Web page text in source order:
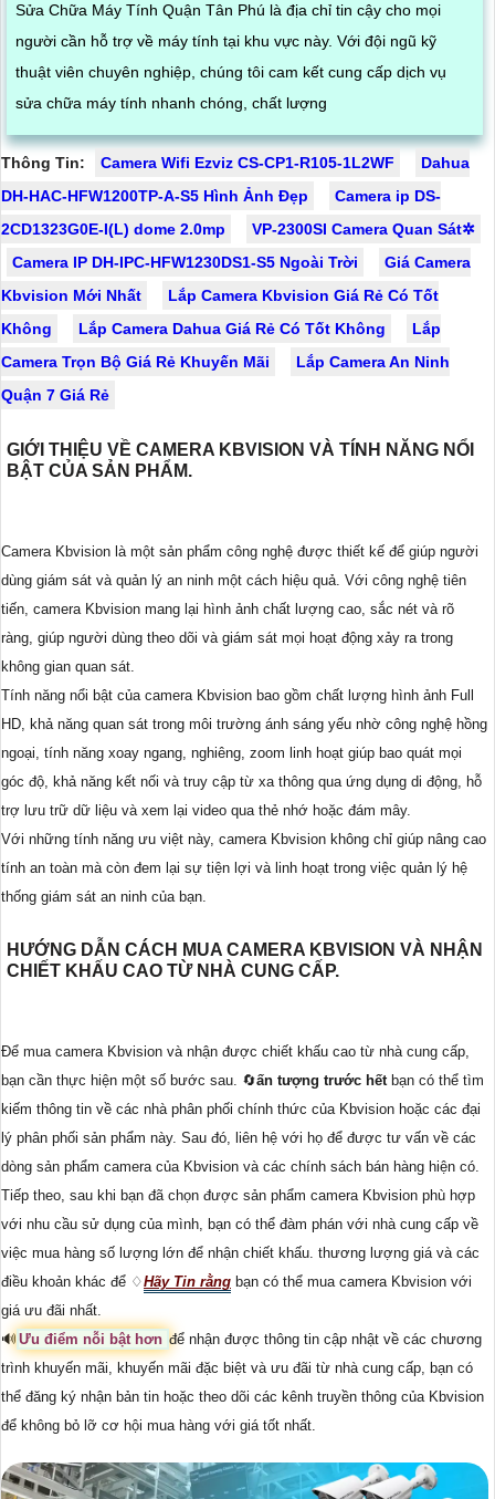
Sửa Chữa Máy Tính Quận Tân Phú là địa chỉ tin cậy cho mọi
người cần hỗ trợ về máy tính tại khu vực này. Với đội ngũ kỹ
thuật viên chuyên nghiệp, chúng tôi cam kết cung cấp dịch vụ
sửa chữa máy tính nhanh chóng, chất lượng
Thông Tin: Camera Wifi Ezviz CS-CP1-R105-1L2WF
Dahua
DH-HAC-HFW1200TP-A-S5 Hình Ảnh Đẹp
Camera ip DS-
2CD1323G0E-I(L) dome 2.0mp
VP-2300SI Camera Quan Sát✲
Camera IP DH-IPC-HFW1230DS1-S5 Ngoài Trời
Giá Camera
Kbvision Mới Nhất
Lắp Camera Kbvision Giá Rẻ Có Tốt
Không
Lắp Camera Dahua Giá Rẻ Có Tốt Không
Lắp
Camera Trọn Bộ Giá Rẻ Khuyến Mãi
Lắp Camera An Ninh
Quận 7 Giá Rẻ
GIỚI THIỆU VỀ CAMERA KBVISION VÀ TÍNH NĂNG NỔI
BẬT CỦA SẢN PHẨM.
Camera Kbvision là một sản phẩm công nghệ được thiết kế để giúp người
dùng giám sát và quản lý an ninh một cách hiệu quả. Với công nghệ tiên
tiến, camera Kbvision mang lại hình ảnh chất lượng cao, sắc nét và rõ
ràng, giúp người dùng theo dõi và giám sát mọi hoạt động xảy ra trong
không gian quan sát.
Tính năng nổi bật của camera Kbvision bao gồm chất lượng hình ảnh Full
HD, khả năng quan sát trong môi trường ánh sáng yếu nhờ công nghệ hồng
ngoại, tính năng xoay ngang, nghiêng, zoom linh hoạt giúp bao quát mọi
góc độ, khả năng kết nối và truy cập từ xa thông qua ứng dụng di động, hỗ
trợ lưu trữ dữ liệu và xem lại video qua thẻ nhớ hoặc đám mây.
Với những tính năng ưu việt này, camera Kbvision không chỉ giúp nâng cao
tính an toàn mà còn đem lại sự tiện lợi và linh hoạt trong việc quản lý hệ
thống giám sát an ninh của bạn.
HƯỚNG DẪN CÁCH MUA CAMERA KBVISION VÀ NHẬN
CHIẾT KHẤU CAO TỪ NHÀ CUNG CẤP.
Để mua camera Kbvision và nhận được chiết khấu cao từ nhà cung cấp,
bạn cần thực hiện một số bước sau. 🔄ấn tượng trước hết bạn có thể tìm
kiếm thông tin về các nhà phân phối chính thức của Kbvision hoặc các đại
lý phân phối sản phẩm này. Sau đó, liên hệ với họ để được tư vấn về các
dòng sản phẩm camera của Kbvision và các chính sách bán hàng hiện có.
Tiếp theo, sau khi bạn đã chọn được sản phẩm camera Kbvision phù hợp
với nhu cầu sử dụng của mình, bạn có thể đàm phán với nhà cung cấp về
việc mua hàng số lượng lớn để nhận chiết khấu. thương lượng giá và các
điều khoản khác để ♢Hãy Tin rằng bạn có thể mua camera Kbvision với
giá ưu đãi nhất.
🔊 Ưu điểm nỗi bật hơn để nhận được thông tin cập nhật về các chương
trình khuyến mãi, khuyến mãi đặc biệt và ưu đãi từ nhà cung cấp, bạn có
thể đăng ký nhận bản tin hoặc theo dõi các kênh truyền thông của Kbvision
để không bỏ lỡ cơ hội mua hàng với giá tốt nhất.